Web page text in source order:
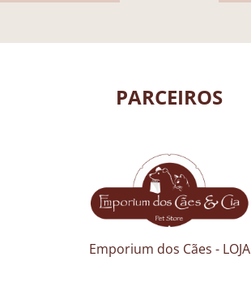
PARCEIROS
Emporium dos Cães - LOJA